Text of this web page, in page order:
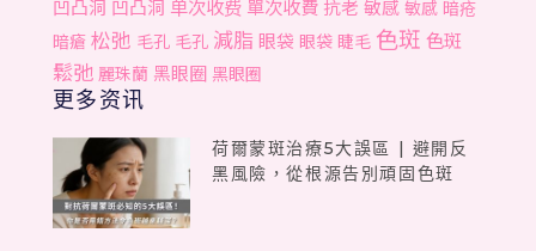
凹凸洞 凹凸洞 单次收费 單次收費 抗老 敏感 敏感 暗疮
暗瘡 松弛 毛孔 毛孔 減脂 眼袋 眼袋 睫毛 色斑 色斑
鬆弛 麗珠蘭 黑眼圈 黑眼圈
更多资讯
荷爾蒙斑治療5大誤區 | 避開反
黑風險，從根源告別頑固色斑